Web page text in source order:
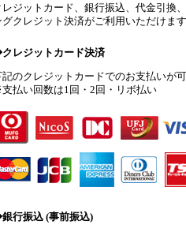
レジットカード、銀行振込、代金引換
グクレジット決済がご利用いただけます
レジットカード決済
記のクレジットカードでのお支払いが可
払い回数は1回・2回・リボ払い
行振込 (事前振込)